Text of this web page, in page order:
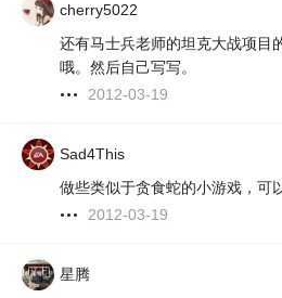
cherry5022
还有马士兵老师的坦克大战项目
哦。然后自己写写。
2012-03-19
Sad4This
做些类似于贪食蛇的小游戏，可
2012-03-19
星腾